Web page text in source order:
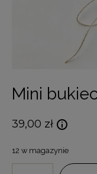
Mini
39,00 zł
12 w magazynie